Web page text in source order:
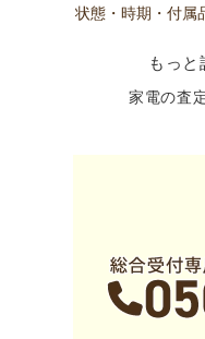
状態・時期・付属
もっと
家電の査